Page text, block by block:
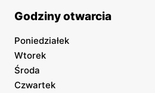
Godziny otwarcia
Poniedziałek
Wtorek
Środa
Czwartek